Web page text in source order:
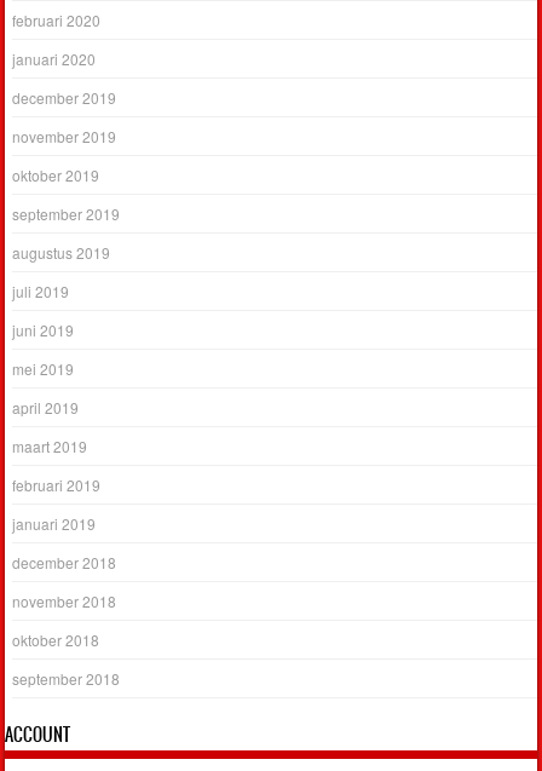
februari 2020
januari 2020
december 2019
november 2019
oktober 2019
september 2019
augustus 2019
juli 2019
juni 2019
mei 2019
april 2019
maart 2019
februari 2019
januari 2019
december 2018
november 2018
oktober 2018
september 2018
ACCOUNT